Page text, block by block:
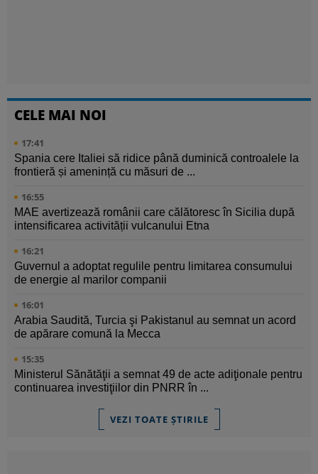
CELE MAI NOI
17:41
Spania cere Italiei să ridice până duminică controalele la
frontieră și amenință cu măsuri de ...
16:55
MAE avertizează românii care călătoresc în Sicilia după
intensificarea activității vulcanului Etna
16:21
Guvernul a adoptat regulile pentru limitarea consumului
de energie al marilor companii
16:01
Arabia Saudită, Turcia şi Pakistanul au semnat un acord
de apărare comună la Mecca
15:35
Ministerul Sănătăţii a semnat 49 de acte adiţionale pentru
continuarea investiţiilor din PNRR în ...
VEZI TOATE ȘTIRILE